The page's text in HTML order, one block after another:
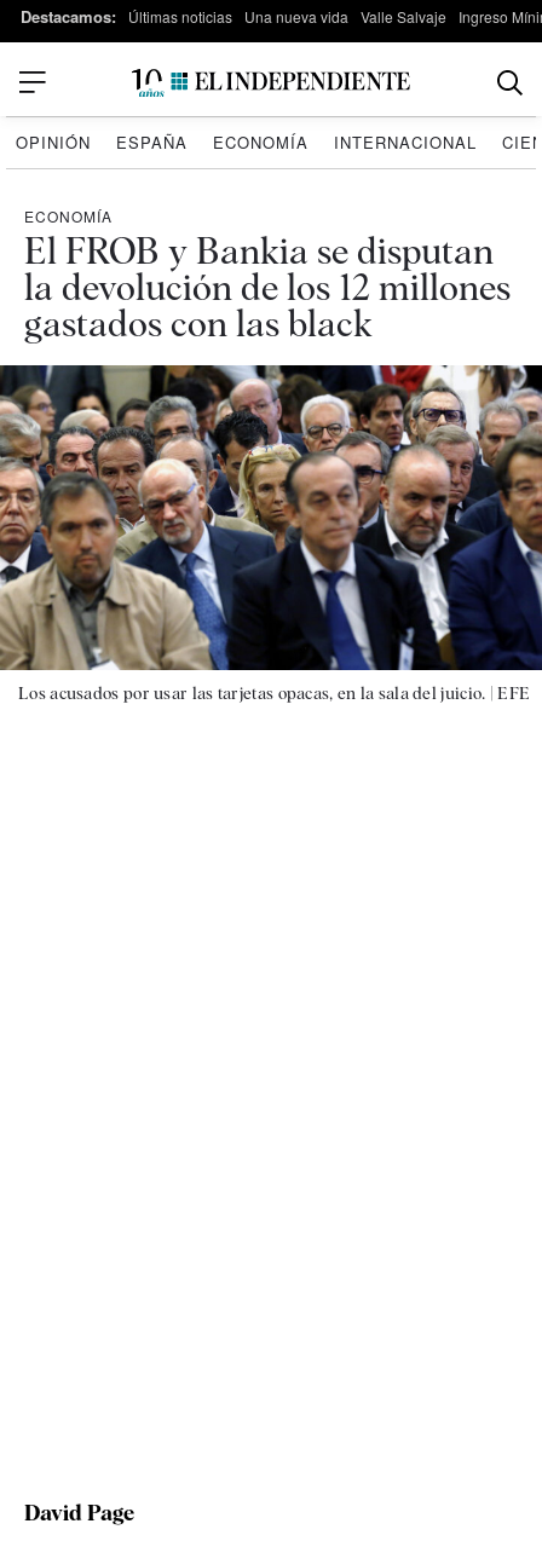
Destacamos: Últimas noticias Una nueva vida Valle Salvaje Ingreso
OPINIÓN ESPAÑA ECONOMÍA INTERNACIONAL
ECONOMÍA
El FROB y Bankia se disputan
la devolución de los 12 millones
gastados con las black
Los acusados por usar las tarjetas opacas, en la sala del juicio. |EFE
David Page